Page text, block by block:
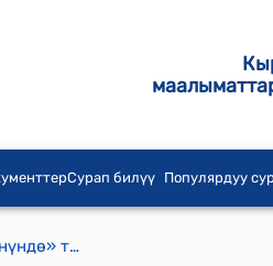
Сурап билүү Популярдуу
«Шамалдуу-Сай шаардык депутаттар Кенешинин төрагасын шайлоо жөнүндө» токтому